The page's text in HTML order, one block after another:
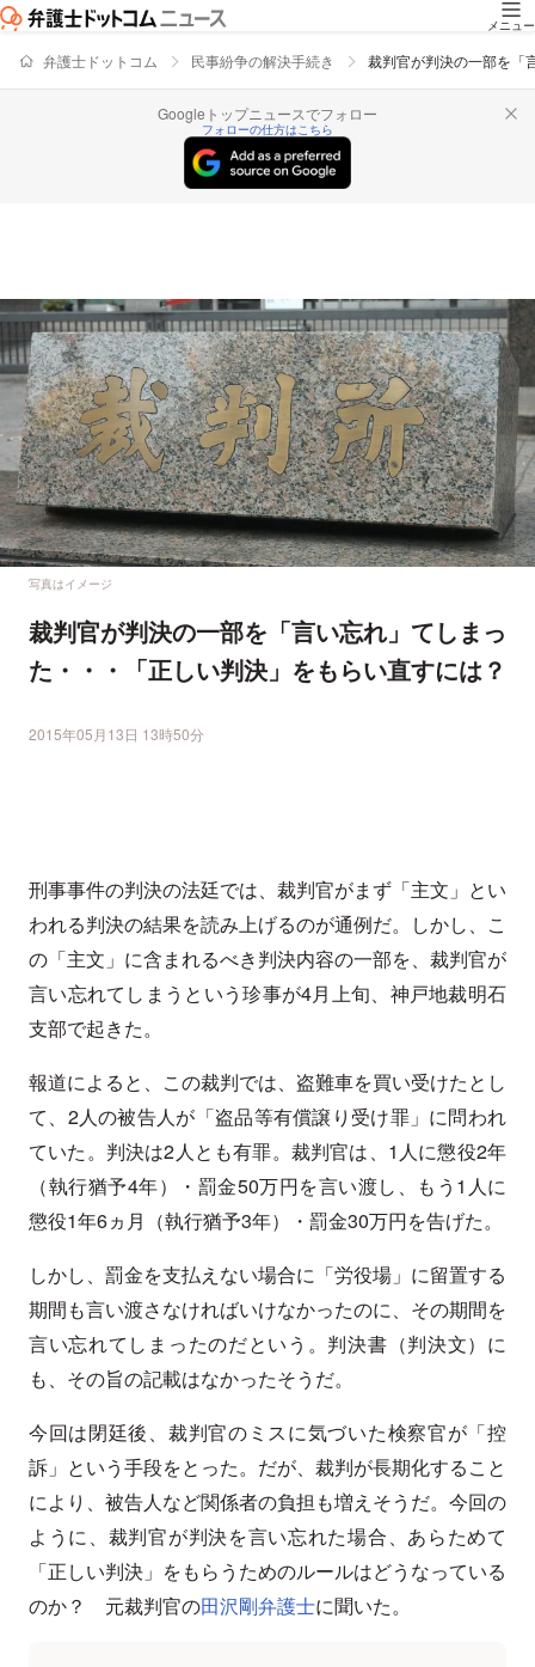
メニュー
弁護士ドットコム 民事紛争の解決手続き 裁判官が判決の一部を「
Googleトップニュースでフォロー
フォローの仕方はこちら
写真はイメージ
裁判官が判決の一部を「言い忘れ」てしまっ
た・・・「正しい判決」をもらい直すには？
2015年05月13日 13時50分
刑事事件の判決の法廷では、裁判官がまず「主文」とい
われる判決の結果を読み上げるのが通例だ。しかし、こ
の「主文」に含まれるべき判決内容の一部を、裁判官が
言い忘れてしまうという珍事が4月上旬、神戸地裁明石
支部で起きた。
報道によると、この裁判では、盗難車を買い受けたとし
て、2人の被告人が「盗品等有償譲り受け罪」に問われ
ていた。判決は2人とも有罪。裁判官は、1人に懲役2年
（執行猶予4年）・罰金50万円を言い渡し、もう1人に
懲役1年6ヵ月（執行猶予3年）・罰金30万円を告げた。
しかし、罰金を支払えない場合に「労役場」に留置する
期間も言い渡さなければいけなかったのに、その期間を
言い忘れてしまったのだという。判決書（判決文）に
も、その旨の記載はなかったそうだ。
今回は閉廷後、裁判官のミスに気づいた検察官が「控
訴」という手段をとった。だが、裁判が長期化すること
により、被告人など関係者の負担も増えそうだ。今回の
ように、裁判官が判決を言い忘れた場合、あらためて
「正しい判決」をもらうためのルールはどうなっている
のか？ 元裁判官の田沢剛弁護士に聞いた。